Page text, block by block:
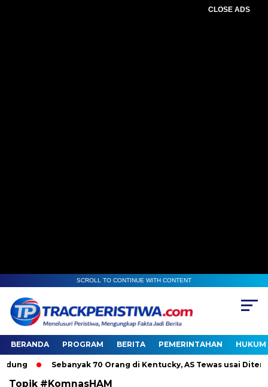
CLOSE ADS
SCROLL TO CONTINUE WITH CONTENT
BERANDA PROGRAM BERITA PEMERINTAHAN HUKUM
Sebanyak 70 Orang di Kentucky, AS Tewas usai
Topik #KomnasHAM